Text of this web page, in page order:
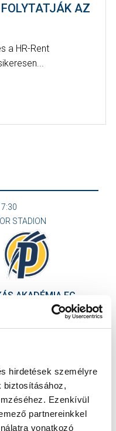
hirdetések személyre
biztosításához,
Ezenkívül
partnereinkkel
vonatkozó
AZ
a HR-Rent
STADION
AKADÉMIA FC